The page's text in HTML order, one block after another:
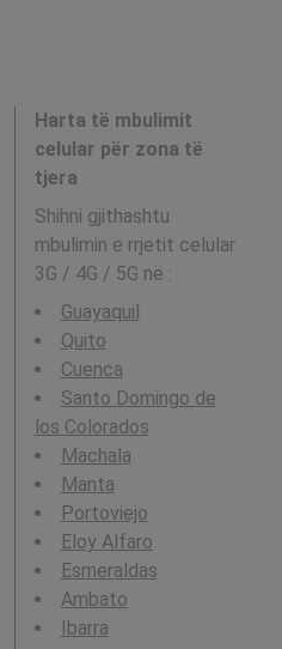
Harta të mbulimit
celular për zona të
tjera
Shihni gjithashtu
mbulimin e rrjetit celular
3G / 4G / 5G në :
Guayaquil
Quito
Cuenca
Santo Domingo de
los Colorados
Machala
Manta
Portoviejo
Eloy Alfaro
Esmeraldas
Ambato
Ibarra